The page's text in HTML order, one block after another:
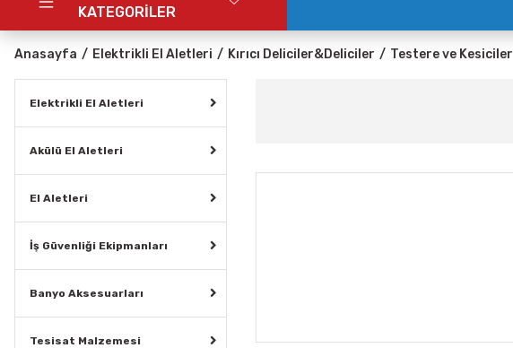
KATEGORİLER
Anasayfa Elektrikli El Aletleri Kırıcı Deliciler&Deliciler Testere ve Kesiciler
Elektrikli El Aletleri
Akülü El Aletleri
El Aletleri
İş Güvenliği Ekipmanları
Banyo Aksesuarları
Tesisat Malzemesi